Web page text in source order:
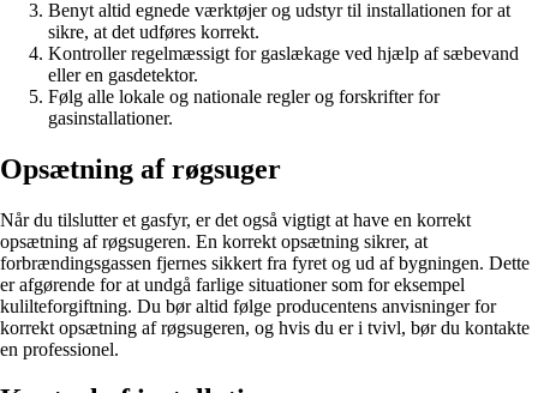
Benyt altid egnede værktøjer og udstyr til installationen for at
sikre, at det udføres korrekt.
Kontroller regelmæssigt for gaslækage ved hjælp af sæbevand
eller en gasdetektor.
Følg alle lokale og nationale regler og forskrifter for
gasinstallationer.
Opsætning af røgsuger
Når du tilslutter et gasfyr, er det også vigtigt at have en korrekt
opsætning af røgsugeren. En korrekt opsætning sikrer, at
forbrændingsgassen fjernes sikkert fra fyret og ud af bygningen. Dette
er afgørende for at undgå farlige situationer som for eksempel
kulilteforgiftning. Du bør altid følge producentens anvisninger for
korrekt opsætning af røgsugeren, og hvis du er i tvivl, bør du kontakte
en professionel.